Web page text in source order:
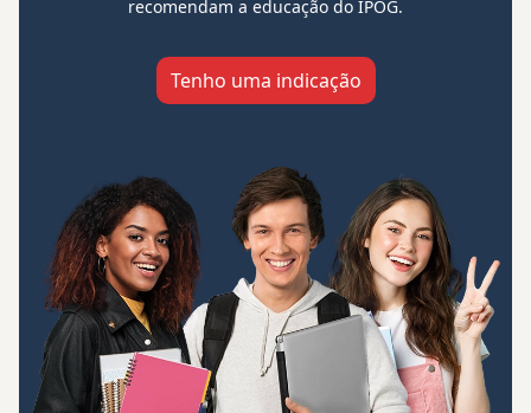
recomendam a educação do IPOG.
Tenho uma indicação